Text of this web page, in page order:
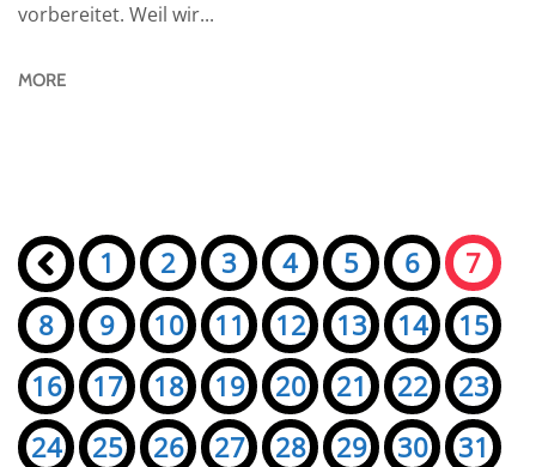
vorbereitet. Weil wir...
MORE
Seiten:
« 1 2 3 4 5 6
7
8
9 10 11 12 13 14
15
16
17 18 19 20 21 22
23
24
25 26 27 28 29 30
31